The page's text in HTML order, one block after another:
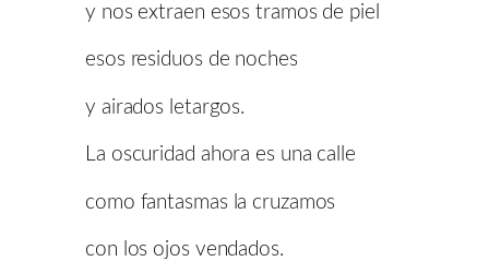
y nos extraen esos tramos de piel
esos residuos de noches
y airados letargos.
La oscuridad ahora es una calle
como fantasmas la cruzamos
con los ojos vendados.